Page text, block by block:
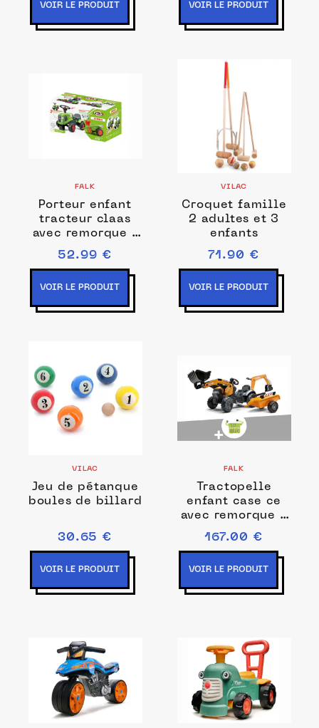
VOIR LE PRODUIT VOIR LE PRODUIT
FALK
Porteur enfant
tracteur claas
avec remorque 1
à 3 ans - falk
52.99 €
VOIR LE PRODUIT
VILAC
Croquet famille
2 adultes et 3
enfants
71.90 €
VOIR LE PRODUIT
VILAC
Jeu de pétanque
boules de billard
30.65 €
VOIR LE PRODUIT
FALK
Tractopelle
enfant case ce
avec remorque +
excavatrice 2 à 5
ans + ceinture
167.00 €
VOIR LE PRODUIT